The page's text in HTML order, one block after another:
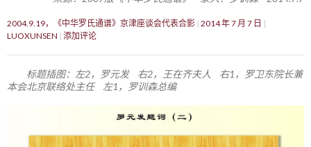
2004.9.19，《中华罗氏通谱》京津座谈会代表合影 2014 年 7 月 7 日
LUOXUNSEN 添加评论
标题插图：左2，罗元发 右2，王在齐夫人 右1，罗卫东院长兼
本会北京联络处主任 左1，罗训森总编